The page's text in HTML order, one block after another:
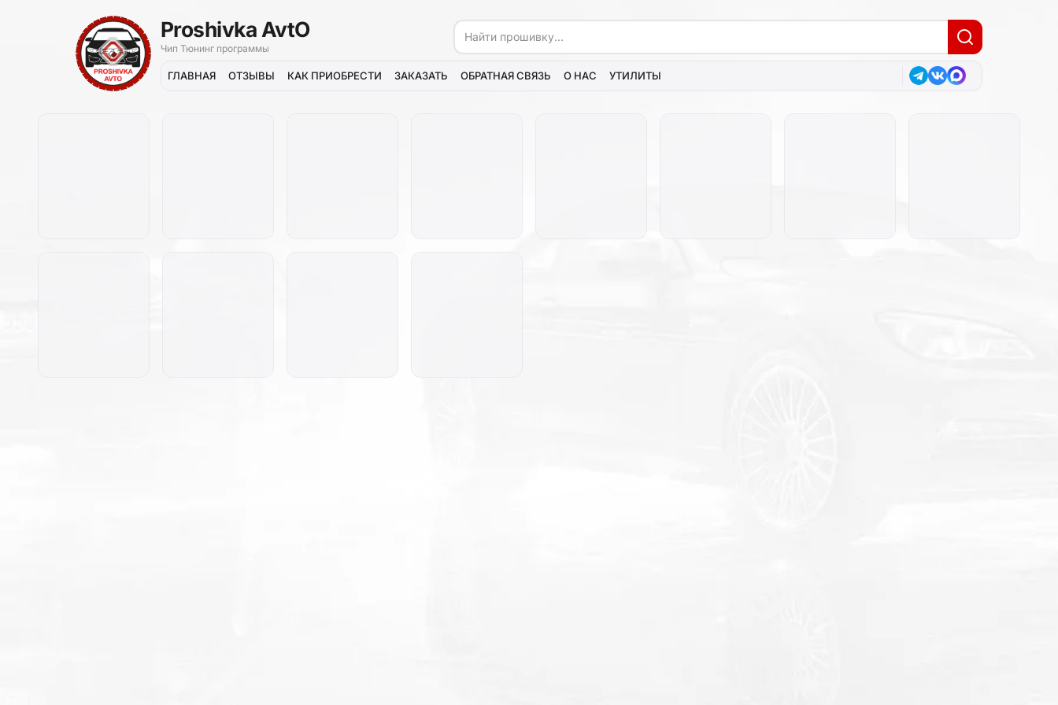
Proshivka AvtO
Чип Тюнинг программы
ГЛАВНАЯ ОТЗЫВЫ КАК ПРИОБРЕСТИ ЗАКАЗАТЬ ОБРАТНАЯ СВЯЗЬ О НАС УТИЛИТЫ